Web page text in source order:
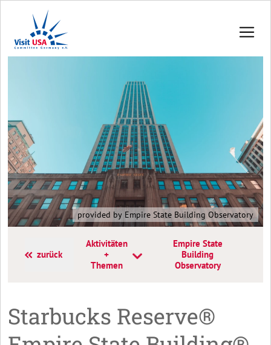
provided by Empire State Building Observatory
zurück
Aktivitäten
+
Themen
Empire State
Building
Observatory
Starbucks Reserve®